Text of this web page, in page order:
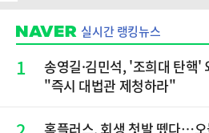
실시간 랭킹뉴스
1
송영길·김민석, '조희대 탄
"즉시 대법관 제청하라"
홈플러스, 회생 첫발 뗐다…